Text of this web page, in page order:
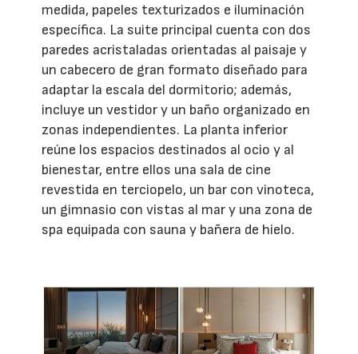
medida, papeles texturizados e iluminación
específica. La suite principal cuenta con dos
paredes acristaladas orientadas al paisaje y
un cabecero de gran formato diseñado para
adaptar la escala del dormitorio; además,
incluye un vestidor y un baño organizado en
zonas independientes. La planta inferior
reúne los espacios destinados al ocio y al
bienestar, entre ellos una sala de cine
revestida en terciopelo, un bar con vinoteca,
un gimnasio con vistas al mar y una zona de
spa equipada con sauna y bañera de hielo.